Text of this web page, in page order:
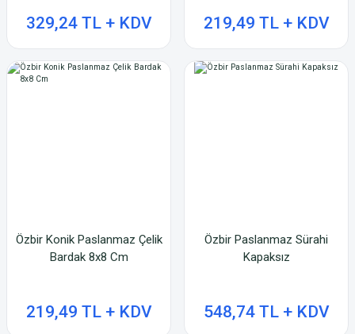
329,24 TL + KDV 219,49 TL + KDV
Özbir Konik Paslanmaz Çelik
Bardak 8x8 Cm
219,49 TL + KDV
Özbir Paslanmaz Sürahi
Kapaksız
548,74 TL + KDV